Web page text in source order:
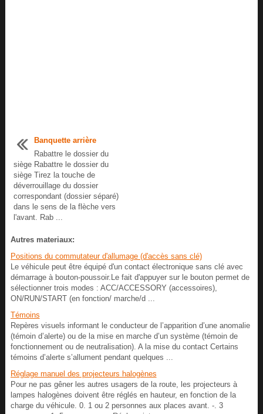
Banquette arrière
Rabattre le dossier du
siège Rabattre le dossier du
siège Tirez la touche de
déverrouillage du dossier
correspondant (dossier séparé)
dans le sens de la flèche vers
l'avant. Rab ...
Autres materiaux:
Positions du commutateur d'allumage (d'accès sans clé)
Le véhicule peut être équipé d'un contact électronique sans clé avec
démarrage à bouton-poussoir.Le fait d'appuyer sur le bouton permet de
sélectionner trois modes : ACC/ACCESSORY (accessoires),
ON/RUN/START (en fonction/ marche/d ...
Témoins
Repères visuels informant le conducteur de l’apparition d’une anomalie
(témoin d’alerte) ou de la mise en marche d’un système (témoin de
fonctionnement ou de neutralisation). A la mise du contact Certains
témoins d’alerte s’allument pendant quelques ...
Réglage manuel des projecteurs halogènes
Pour ne pas gêner les autres usagers de la route, les projecteurs à
lampes halogènes doivent être réglés en hauteur, en fonction de la
charge du véhicule. 0. 1 ou 2 personnes aux places avant. -. 3